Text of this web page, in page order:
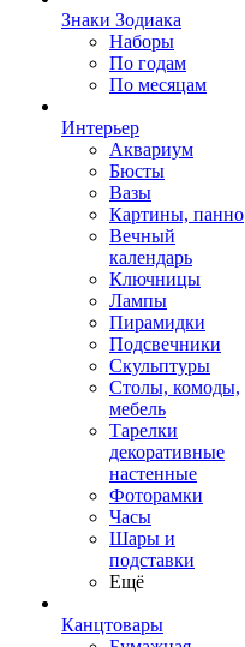
Знаки Зодиака
Наборы
По годам
По месяцам
Интерьер
Аквариум
Бюсты
Вазы
Картины, панно
Вечный
календарь
Ключницы
Лампы
Пирамидки
Подсвечники
Скульптуры
Столы, комоды,
мебель
Тарелки
декоративные
настенные
Фоторамки
Часы
Шары и
подставки
Ещё
Канцтовары